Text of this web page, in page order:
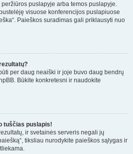
puslapyje arba temos puslapyje.
visuose konferencijos puslapiuose
Paieškos suradimas gali priklausyti nuo
per daug neaiški ir joje buvo daug bendrų
Būkite konkretesni ir naudokite
tuščias puslapis!
ir svetainės serveris negali jų
tiksliau nurodykite paieškos sąlygas ir